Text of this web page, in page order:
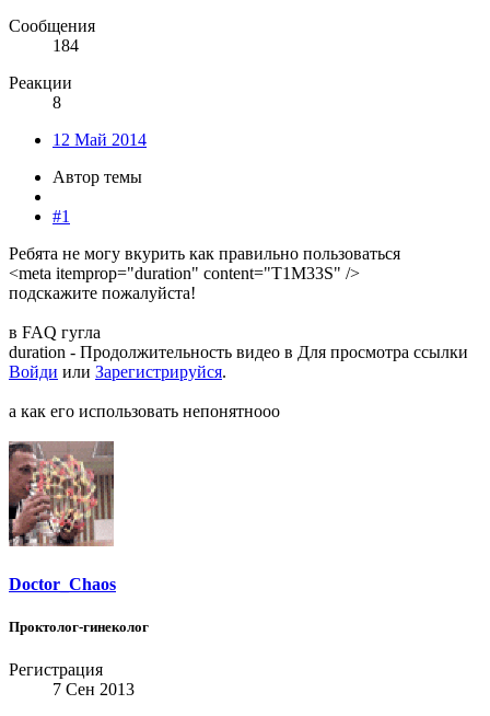
Сообщения
184
Реакции
8
12 Май 2014
Автор темы
#1
Ребята не могу вкурить как правильно пользоваться
<meta itemprop="duration" content="T1M33S" />
подскажите пожалуйста!
в FAQ гугла
duration - Продолжительность видео в Для просмотра ссылки
Войди или Зарегистрируйся.
а как его использовать непонятнооо
Doctor_Chaos
Проктолог-гинеколог
Регистрация
7 Сен 2013